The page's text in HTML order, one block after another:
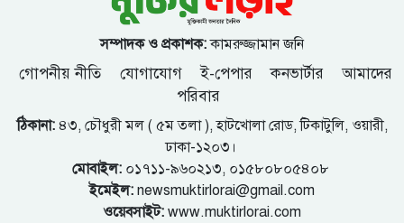
সম্পাদক ও প্রকাশক:কামরুজ্জামান জনি
গোপনীয় নীতি যোগাযোগ ই-পেপার কনভার্টার
আমাদের
পরিবার
ঠিকানা:৪৩, চৌধুরী মল ( ৫ম তলা ), হাটখোলা রোড, টিকাটুলি, ওয়ারী,
ঢাকা-১২০৩।
মোবাইল:০১৭১১-৯৬০২১৩, ০১৫৮০৮০৫৪০৮
ইমেইল: newsmuktirlorai@gmail.com
ওয়েবসাইট: www.muktirlorai.com